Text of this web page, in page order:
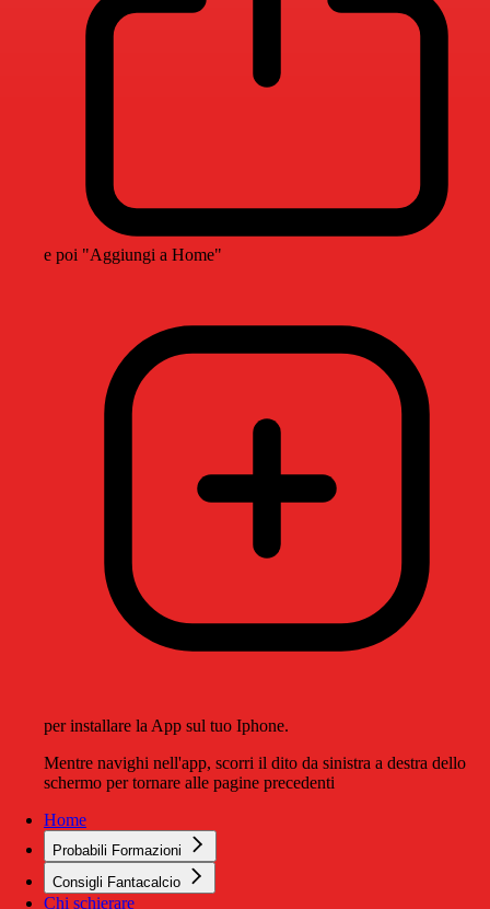
e poi "Aggiungi a Home"
per installare la App sul tuo Iphone.
Mentre navighi nell'app, scorri il dito da sinistra a destra dello
schermo per tornare alle pagine precedenti
Home
Probabili Formazioni
Consigli Fantacalcio
Chi schierare